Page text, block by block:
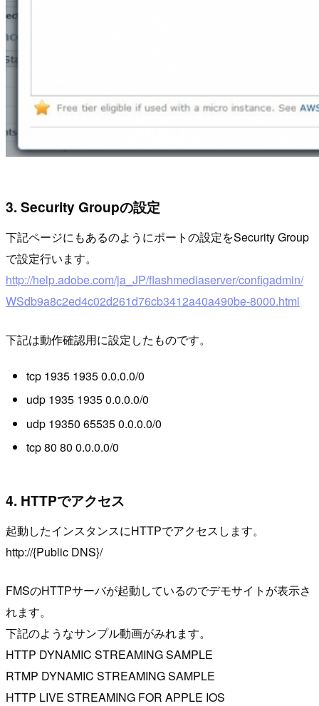
3. Security Groupの設定
下記ページにもあるのようにポートの設定をSecurity Group
で設定行います。
http://help.adobe.com/ja_JP/flashmediaserver/configadmin/
WSdb9a8c2ed4c02d261d76cb3412a40a490be-8000.html
下記は動作確認用に設定したものです。
tcp 1935 1935 0.0.0.0/0
udp 1935 1935 0.0.0.0/0
udp 19350 65535 0.0.0.0/0
tcp 80 80 0.0.0.0/0
4. HTTPでアクセス
起動したインスタンスにHTTPでアクセスします。
http://{Public DNS}/
FMSのHTTPサーバが起動しているのでデモサイトが表示さ
れます。
下記のようなサンプル動画がみれます。
HTTP DYNAMIC STREAMING SAMPLE
RTMP DYNAMIC STREAMING SAMPLE
HTTP LIVE STREAMING FOR APPLE IOS